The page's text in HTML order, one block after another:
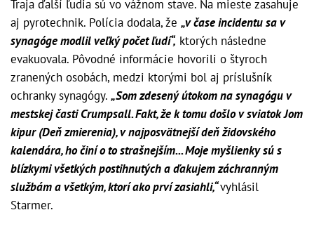
Traja ďalší ľudia sú vo vážnom stave. Na mieste zasahuje
aj pyrotechnik. Polícia dodala, že „v čase incidentu sa v
synagóge modlil veľký počet ľudí“, ktorých následne
evakuovala. Pôvodné informácie hovorili o štyroch
zranených osobách, medzi ktorými bol aj príslušník
ochranky synagógy. „Som zdesený útokom na synagógu v
mestskej časti Crumpsall. Fakt, že k tomu došlo v sviatok Jom
kipur (Deň zmierenia), v najposvätnejší deň židovského
kalendára, ho činí o to strašnejším... Moje myšlienky sú s
blízkymi všetkých postihnutých a ďakujem záchranným
službám a všetkým, ktorí ako prví zasiahli,“vyhlásil
Starmer.